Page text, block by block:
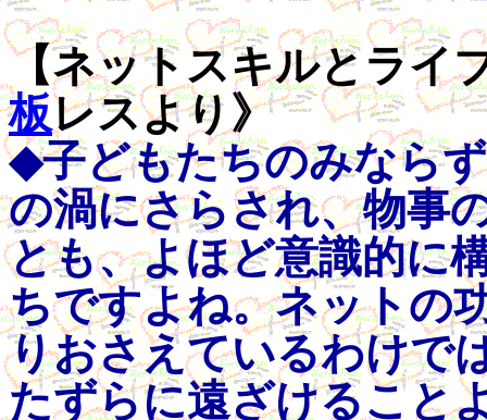
【ネットスキルとライ
板レスより》
◆子どもたちのみなら
の渦にさらされ、物事
とも、よほど意識的に
ちですよね。ネットの
りおさえているわけで
たずらに遠ざけること